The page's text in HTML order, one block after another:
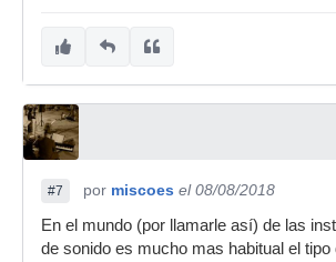
#7 por miscoes el 08/08/2018
En el mundo (por llamarle así) de las
de sonido es mucho mas habitual el tipo